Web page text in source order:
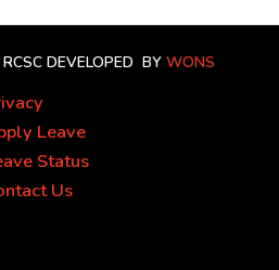
DEVELOPED BY WONS
Leave
Status
Us